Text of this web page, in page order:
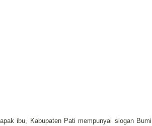
ibu, Kabupaten Pati mempunyai slogan Bumi